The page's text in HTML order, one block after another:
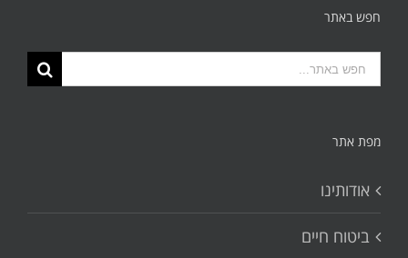
חפש באתר
תוצאות
החיפוש
מפת אתר
אודותינו
ביטוח חיים